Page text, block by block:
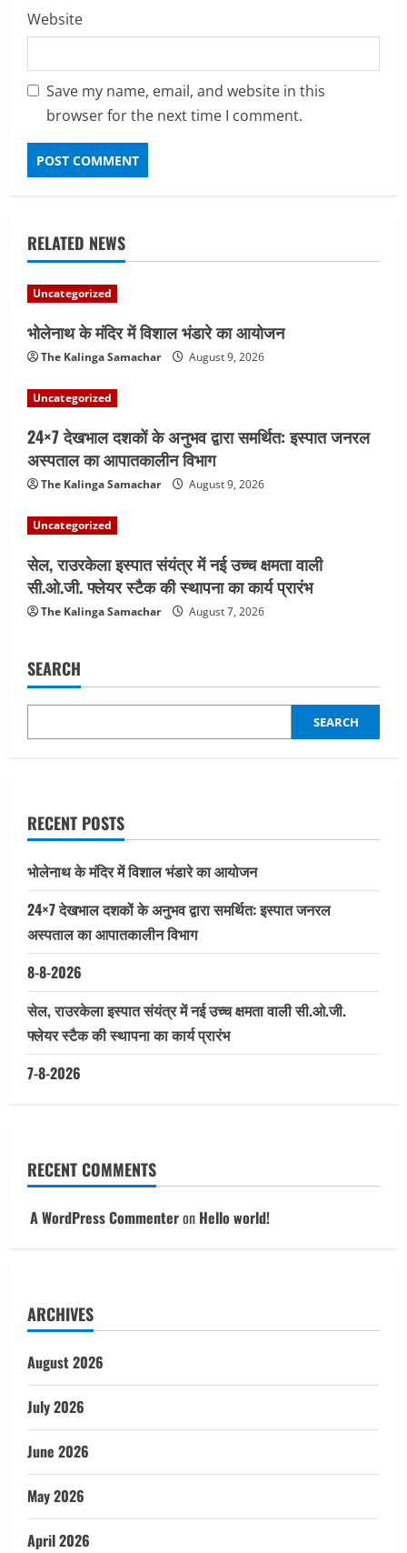
Website
Save my name, email, and website in this
browser for the next time I comment.
RELATED NEWS
Uncategorized
भोलेनाथ के मंदिर में विशाल भंडारे का आयोजन
The Kalinga Samachar August 9, 2026
Uncategorized
24×7 देखभाल दशकों के अनुभव द्वारा समर्थित: इस्पात जनरल
अस्पताल का आपातकालीन विभाग
The Kalinga Samachar August 9, 2026
Uncategorized
सेल, राउरकेला इस्पात संयंत्र में नई उच्च क्षमता वाली
सी.ओ.जी. फ्लेयर स्टैक की स्थापना का कार्य प्रारंभ
The Kalinga Samachar August 7, 2026
SEARCH
SEARCH
RECENT POSTS
भोलेनाथ के मंदिर में विशाल भंडारे का आयोजन
24×7 देखभाल दशकों के अनुभव द्वारा समर्थित: इस्पात जनरल
अस्पताल का आपातकालीन विभाग
8-8-2026
सेल, राउरकेला इस्पात संयंत्र में नई उच्च क्षमता वाली सी.ओ.जी.
फ्लेयर स्टैक की स्थापना का कार्य प्रारंभ
7-8-2026
RECENT COMMENTS
A WordPress Commenteron Hello world!
ARCHIVES
August 2026
July 2026
June 2026
May 2026
April 2026